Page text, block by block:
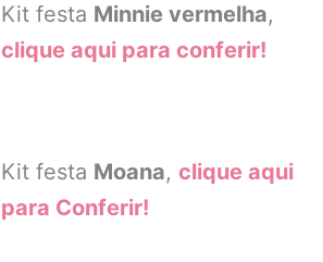
Kit festa Minnie vermelha,
clique aqui para conferir!
Kit festa Moana,clique aqui
para Conferir!